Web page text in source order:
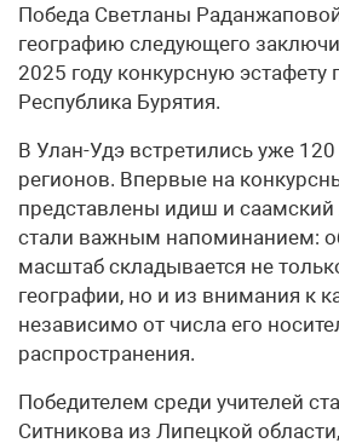
Победа Светланы
географию следующего
2025 году конкурсную эстафету
Республика Бурятия.
В Улан-Удэ встретились уже
регионов. Впервые на
представлены идиш и
стали важным напоминанием:
масштаб складывается не
географии, но и из внимания к
независимо от числа его
распространения.
Победителем среди учителей
Ситникова из Липецкой